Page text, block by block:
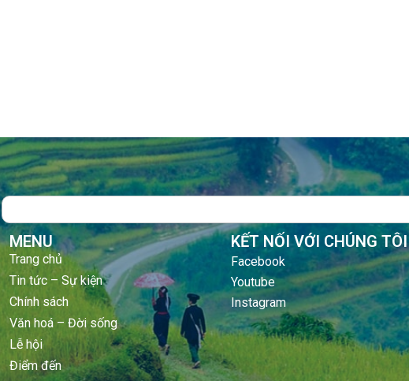
Search
MENU
Trang chủ
Tin tức – Sự kiện
Chính sách
Văn hoá – Đời sống
Lễ hội
Điểm đến
KẾT NỐI VỚI CHÚNG TÔI
Facebook
Youtube
Instagram